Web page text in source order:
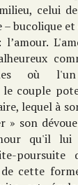
celui
– bucolique
où
le couple
lequel à
» son
qu'il lui
cette